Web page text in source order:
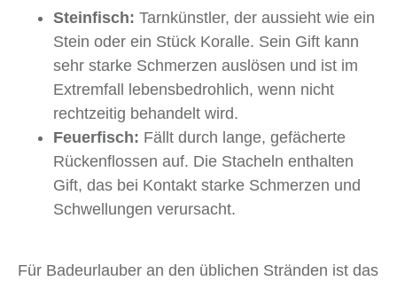
Steinfisch: Tarnkünstler, der aussieht wie ein
Stein oder ein Stück Koralle. Sein Gift kann
sehr starke Schmerzen auslösen und ist im
Extremfall lebensbedrohlich, wenn nicht
rechtzeitig behandelt wird.
Feuerfisch: Fällt durch lange, gefächerte
Rückenflossen auf. Die Stacheln enthalten
Gift, das bei Kontakt starke Schmerzen und
Schwellungen verursacht.
Für Badeurlauber an den üblichen Stränden ist das